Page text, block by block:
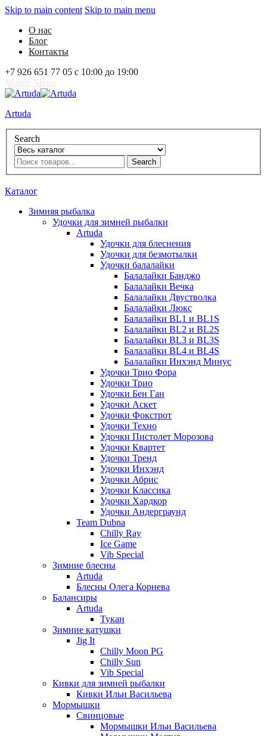
Skip to main content Skip to main menu
О нас
Блог
Контакты
+7 926 651 77 05 с 10:00 до 19:00
Artuda
Search
Search
Каталог
Зимняя рыбалка
Удочки для зимней рыбалки
Artuda
Удочки для блеснения
Удочки для безмотылки
Удочки балалайки
Балалайки Банджо
Балалайки Вечка
Балалайки Двустволка
Балалайки Люкс
Балалайки BL1 и BL1S
Балалайки BL2 и BL2S
Балалайки BL3 и BL3S
Балалайки BL4 и BL4S
Балалайки Инхэнд Минус
Удочки Трио Фора
Удочки Трио
Удочки Бен Ган
Удочки Аскет
Удочки Фокстрот
Удочки Техно
Удочки Пистолет Морозова
Удочки Квартет
Удочки Тренд
Удочки Инхэнд
Удочки Абрис
Удочки Классика
Удочки Хардкор
Удочки Андерграунд
Team Dubna
Chilly Ray
Ice Game
Vib Special
Зимние блесны
Artuda
Блесны Олега Корнева
Балансиры
Artuda
Тукан
Зимние катушки
Jig It
Chilly Moon PG
Chilly Sun
Vib Special
Кивки для зимней рыбалки
Кивки Ильи Васильева
Мормышки
Свинцовые
Мормышки Ильи Васильева